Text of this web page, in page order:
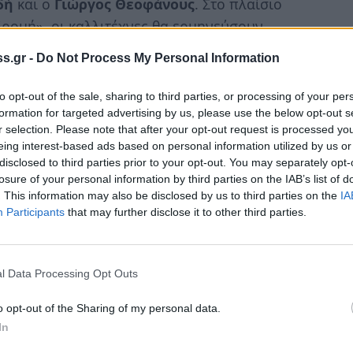
- Do Not Process My Personal Information
opt-out of the sale, sharing to third parties, or processing of your
for targeted advertising by us, please use the below opt-out
selection. Please note that after your opt-out request is processed
interest-based ads based on personal information utilized by us
to third parties prior to your opt-out. You may separately
of your personal information by third parties on the IAB’s list of
This information may also be disclosed by us to third parties on the
Participants that may further disclose it to other third parties.
Data Processing Opt Outs
opt-out of the Sharing of my personal data.
οι καλλιτέχνες θα ερμηνεύσουν
τους όπως το «
στο viva.gr , στο βιβλιοπωλείο «Γωνία του
«Discover» Βούρβαχη 3 και στο